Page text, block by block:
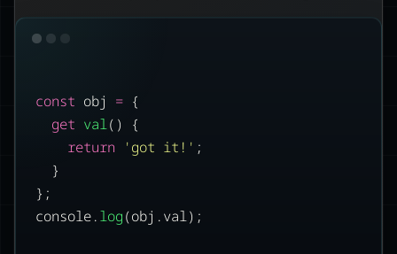
const obj = {
get val() {
return
'got it! ' ;
}
};
console.log(obj.val);